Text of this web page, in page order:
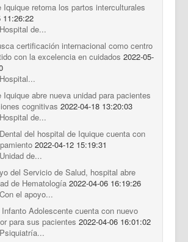
Iquique retoma los partos interculturales
11:26:22
de...
certificación internacional como centro
con la excelencia en cuidados 2022-05-
Iquique abre nueva unidad para pacientes
cognitivas 2022-04-18 13:20:03
de...
del hospital de Iquique cuenta con
2022-04-12 15:19:31
de...
del Servicio de Salud, hospital abre
de Hematología 2022-04-06 16:19:26
el apoyo...
Adolescente cuenta con nuevo
para sus pacientes 2022-04-06 16:01:02